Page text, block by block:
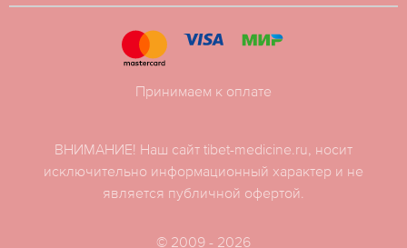
ВНИМАНИЕ! Наш сайт tibet-medicine.ru, носит
исключительно информационный характер и не
является публичной офертой.
© 2009 - 2026
Принимаем к оплате